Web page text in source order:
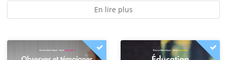
En lire plus